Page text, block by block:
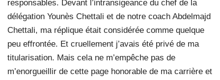
responsables. Devant l’intransigeance du chef de la
délégation Younès Chettali et de notre coach Abdelmajd
Chettali, ma réplique était considérée comme quelque
peu effrontée. Et cruellement j’avais été privé de ma
titularisation. Mais cela ne m’empêche pas de
m’enorgueillir de cette page honorable de ma carrière et